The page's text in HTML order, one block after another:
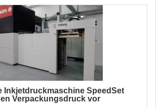
Inkjetdruckmaschine SpeedSet
Verpackungsdruck vor